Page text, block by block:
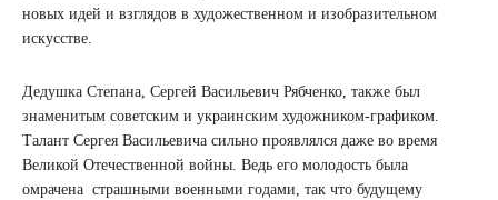
новых идей и взглядов в художественном и изобразительном
искусстве.
Дедушка Степана, Сергей Васильевич Рябченко, также был
знаменитым советским и украинским художником-графиком.
Талант Сергея Васильевича сильно проявлялся даже во время
Великой Отечественной войны. Ведь его молодость была
омрачена страшными военными годами, так что будущему